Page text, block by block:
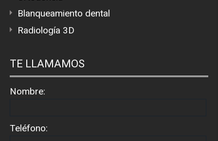
Blanqueamiento dental
Radiología 3D
TE LLAMAMOS
Nombre:
Teléfono: